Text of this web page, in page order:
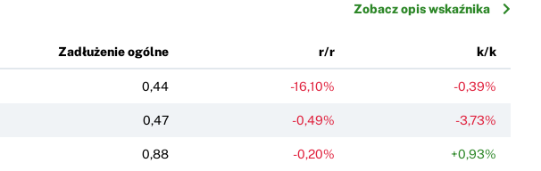
Zobacz opis wskaźnika
Zadłużenie ogólne r/r k/k
0,44 -16,10% -0,39%
0,47 -0,49% -3,73%
0,88 -0,20% +0,93%